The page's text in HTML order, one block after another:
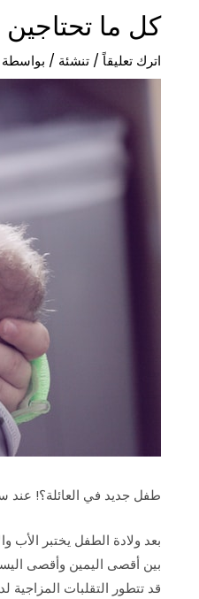
كل ما تحتاجين
اترك تعليقاً / تنشئة / بواسطة
طفل جديد في العائلة؟! عند
بعد ولادة الطفل يختبر الأب
بين أقصى اليمين وأقصى
قد تتطور التقلبات المزاجية